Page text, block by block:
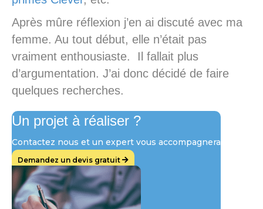
Après mûre réflexion j’en ai discuté avec ma
femme. Au tout début, elle n’était pas
vraiment enthousiaste. Il fallait plus
d’argumentation. J’ai donc décidé de faire
quelques recherches.
Un projet à réaliser ?
Contactez nous et un expert vous accompagnera
Demandez un devis gratuit